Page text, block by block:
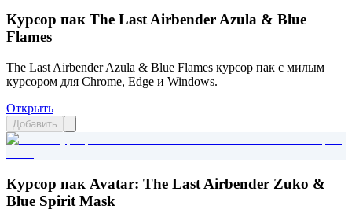
Курсор пак The Last Airbender Azula & Blue
Flames
The Last Airbender Azula & Blue Flames курсор пак с милым
курсором для Chrome, Edge и Windows.
Открыть
Добавить
Курсор пак Avatar: The Last Airbender Zuko &
Blue Spirit Mask